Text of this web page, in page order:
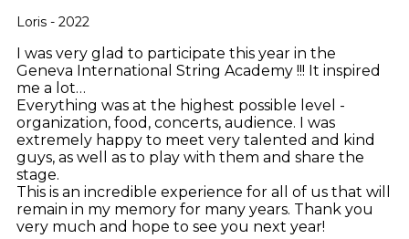
Loris - 2022
I was very glad to participate this year in the
Geneva International String Academy !!! It inspired
me a lot…
Everything was at the highest possible level -
organization, food, concerts, audience. I was
extremely happy to meet very talented and kind
guys, as well as to play with them and share the
stage.
This is an incredible experience for all of us that will
remain in my memory for many years. Thank you
very much and hope to see you next year!